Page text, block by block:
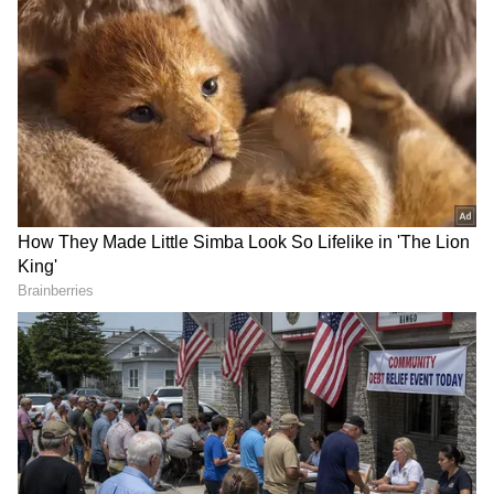
RECOMMENDED STORIES